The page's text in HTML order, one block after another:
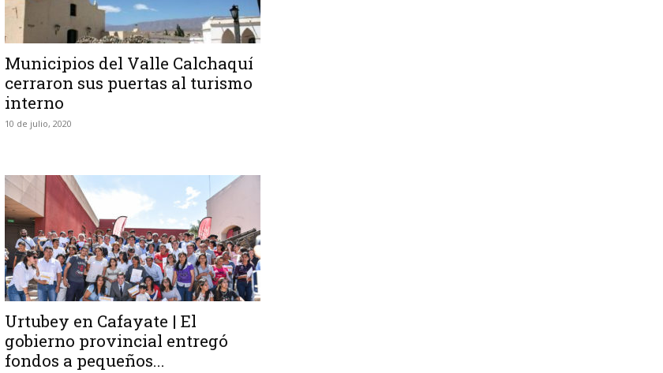
Municipios del Valle Calchaquí
cerraron sus puertas al turismo
interno
10 de julio, 2020
Urtubey en Cafayate | El
gobierno provincial entregó
fondos a pequeños...